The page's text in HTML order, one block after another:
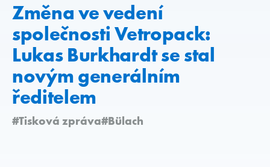
Změna ve vedení
společnosti Vetropack:
Lukas Burkhardt se stal
novým generálním
ředitelem
#Tisková zpráva#Bülach